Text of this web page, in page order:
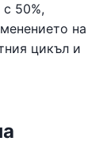
50%,
на
цикъл и